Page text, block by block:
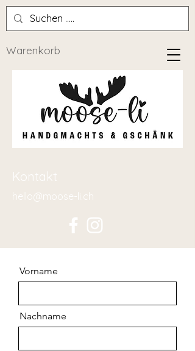
Warenkorb
Kontakt
hello@moose-li.ch
Vorname
Nachname